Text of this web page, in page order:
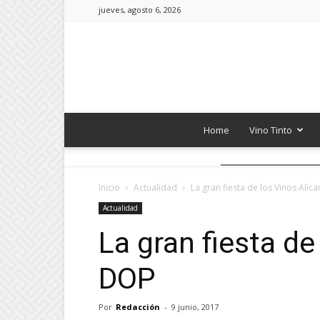
jueves, agosto 6, 2026
Home Vino Tinto
Inicio Actualidad La gran fiesta de los Vinos
Actualidad
La gran fiesta
DOP
Por Redacción - 9 junio, 2017